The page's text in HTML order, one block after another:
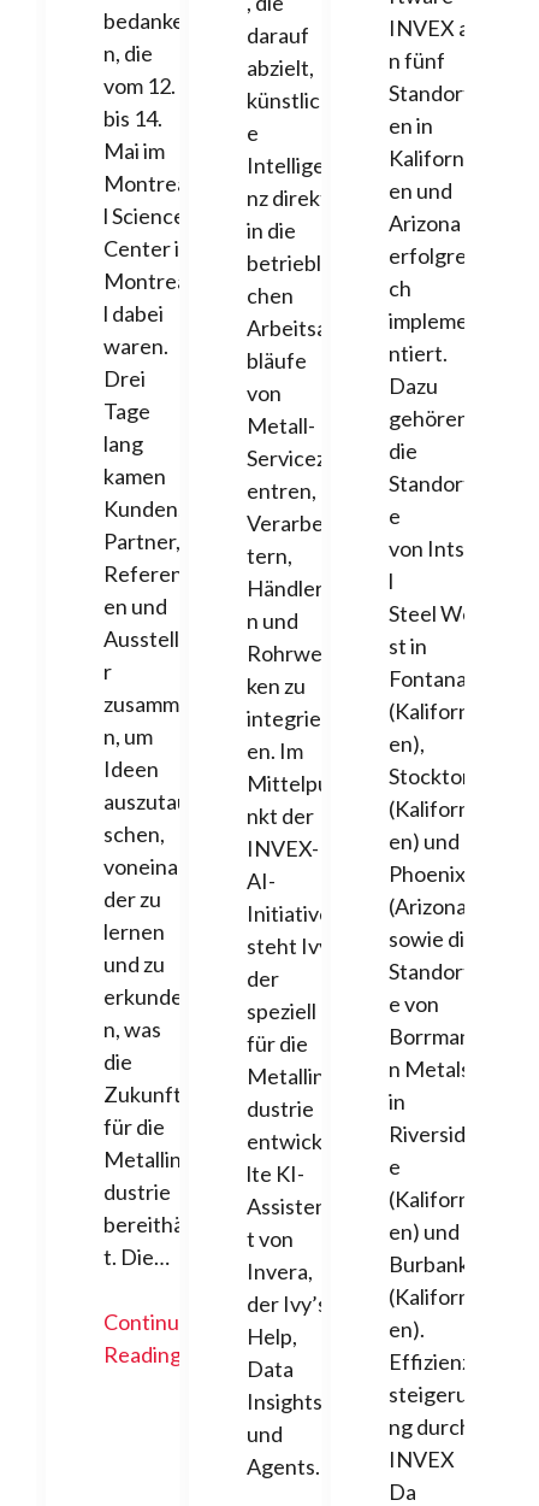
bedanke
n, die
vom 12.
bis 14.
Mai im
Montrea
l Science
Center in
Montrea
l dabei
waren.
Drei
Tage
lang
kamen
Kunden,
Partner,
Referent
en und
Ausstelle
r
zusamme
n, um
Ideen
auszutau
schen,
voneinan
der zu
lernen
und zu
erkunde
n, was
die
Zukunft
für die
Metallin
dustrie
bereithäl
t. Die…
Continue
Reading
darauf
abzielt,
künstlich
e
Intellige
nz direkt
in die
betriebli
chen
Arbeitsa
bläufe
von
Metall-
Servicez
entren,
Verarbei
tern,
Händler
n und
Rohrwer
ken zu
integrier
en. Im
Mittelpu
nkt der
INVEX-
AI-
Initiative
steht Ivy,
der
speziell
für die
Metallin
dustrie
entwicke
lte KI-
Assisten
t von
Invera,
der Ivy’s
Help,
Data
Insights
und
Agents…
INVEX a
n fünf
Standort
en in
Kaliforni
en und
Arizona
erfolgrei
ch
impleme
ntiert.
Dazu
gehören
die
Standort
e
von Intse
l
Steel We
st in
Fontana
(Kaliforni
en),
Stockton
(Kaliforni
en) und
Phoenix
(Arizona)
sowie die
Standort
e von
Borrman
n Metals
in
Riversid
e
(Kaliforni
en) und
Burbank
(Kaliforni
en).
Effizienz
steigeru
ng durch
INVEX
Da